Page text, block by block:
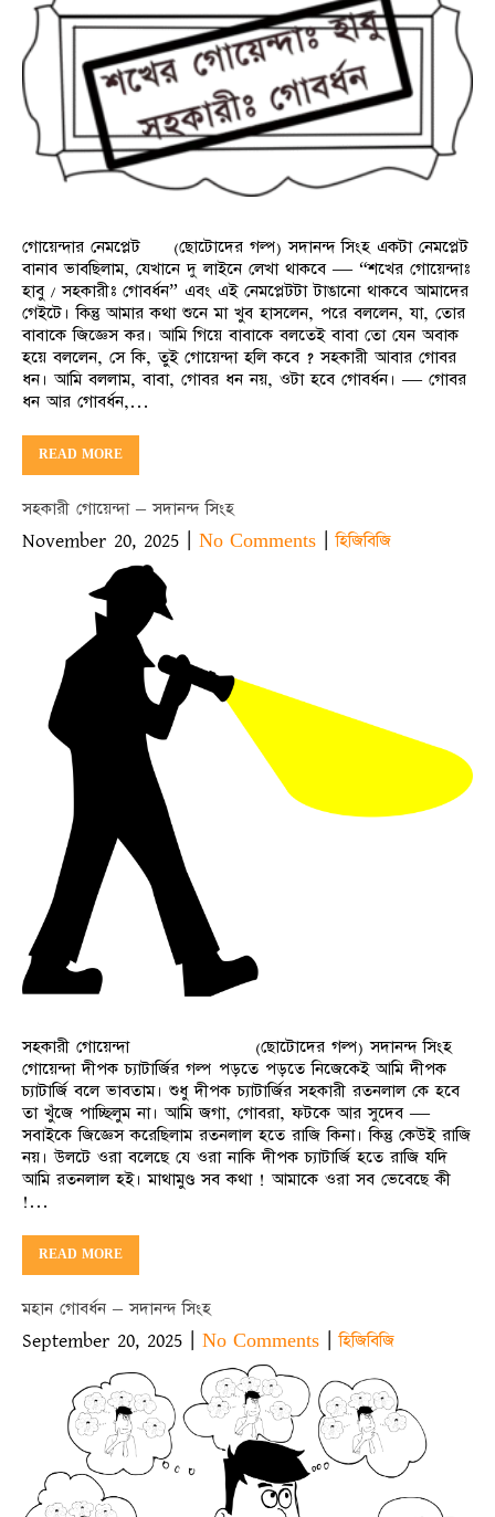
গোয়েন্দার নেমপ্লেট (ছোটোদের গল্প) সদানন্দ সিংহ একটা নেমপ্লেট
বানাব ভাবছিলাম, যেখানে দু লাইনে লেখা থাকবে — “শখের গোয়েন্দাঃ
হাবু / সহকারীঃ গোবর্ধন” এবং এই নেমপ্লেটটা টাঙানো থাকবে আমাদের
গেইটে। কিন্তু আমার কথা শুনে মা খুব হাসলেন, পরে বললেন, যা, তোর
বাবাকে জিজ্ঞেস কর। আমি গিয়ে বাবাকে বলতেই বাবা তো যেন অবাক
হয়ে বললেন, সে কি, তুই গোয়েন্দা হলি কবে ? সহকারী আবার গোবর
ধন। আমি বললাম, বাবা, গোবর ধন নয়, ওটা হবে গোবর্ধন। — গোবর
ধন আর গোবর্ধন,…
READ MORE
সহকারী গোয়েন্দা – সদানন্দ সিংহ
November 20, 2025 | No Comments |হিজিবিজি
সহকারী গোয়েন্দা (ছোটোদের গল্প) সদানন্দ সিংহ
গোয়েন্দা দীপক চ্যাটার্জির গল্প পড়তে পড়তে নিজেকেই আমি দীপক
চ্যাটার্জি বলে ভাবতাম। শুধু দীপক চ্যাটার্জির সহকারী রতনলাল কে হবে
তা খুঁজে পাচ্ছিলুম না। আমি জগা, গোবরা, ফটকে আর সুদেব —
সবাইকে জিজ্ঞেস করেছিলাম রতনলাল হতে রাজি কিনা। কিন্তু কেউই রাজি
নয়। উলটে ওরা বলেছে যে ওরা নাকি দীপক চ্যাটার্জি হতে রাজি যদি
আমি রতনলাল হই। মাথামুণ্ড সব কথা ! আমাকে ওরা সব ভেবেছে কী
!…
READ MORE
মহান গোবর্ধন – সদানন্দ সিংহ
September 20, 2025 No Comments |হিজিবিজি